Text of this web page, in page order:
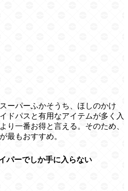
ーパーふかそうち、ほしのかけ
ドパスと有用なアイテムが多く入
り一番お得と言える。そのため、
最もおすすめ。
パーでしか手に入らない